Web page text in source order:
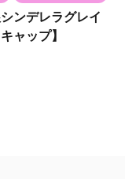
ンデレラグレイ
ャップ】